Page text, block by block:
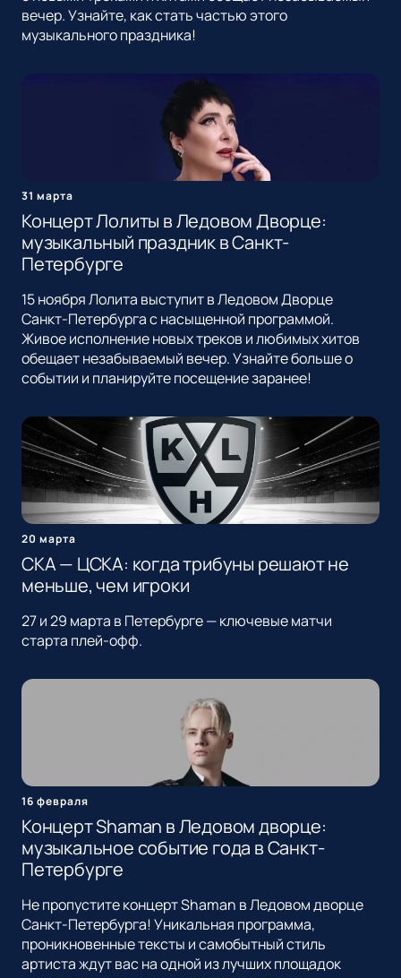
вечер. Узнайте, как стать частью этого
музыкального праздника!
31 марта
Концерт Лолиты в Ледовом Дворце:
музыкальный праздник в Санкт-
Петербурге
15 ноября Лолита выступит в Ледовом Дворце
Санкт-Петербурга с насыщенной программой.
Живое исполнение новых треков и любимых хитов
обещает незабываемый вечер. Узнайте больше о
событии и планируйте посещение заранее!
20 марта
СКА — ЦСКА: когда трибуны решают не
меньше, чем игроки
27 и 29 марта в Петербурге — ключевые матчи
старта плей-офф.
16 февраля
Концерт Shaman в Ледовом дворце:
музыкальное событие года в Санкт-
Петербурге
Не пропустите концерт Shaman в Ледовом дворце
Санкт-Петербурга! Уникальная программа,
проникновенные тексты и самобытный стиль
артиста ждут вас на одной из лучших площадок